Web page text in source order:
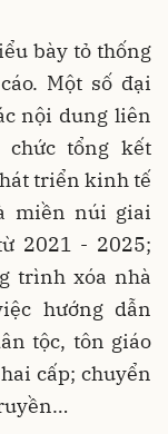
bày tỏ thống
Một số đại
nội dung liên
tổng kết
triển kinh tế
miền núi giai
2021 - 2025;
trình xóa nhà
hướng dẫn
tộc, tôn giáo
cấp; chuyển